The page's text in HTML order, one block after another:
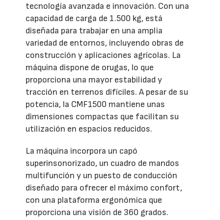
tecnología avanzada e innovación. Con una
capacidad de carga de 1.500 kg, está
diseñada para trabajar en una amplia
variedad de entornos, incluyendo obras de
construcción y aplicaciones agrícolas. La
máquina dispone de orugas, lo que
proporciona una mayor estabilidad y
tracción en terrenos difíciles. A pesar de su
potencia, la CMF1500 mantiene unas
dimensiones compactas que facilitan su
utilización en espacios reducidos.
La máquina incorpora un capó
superinsonorizado, un cuadro de mandos
multifunción y un puesto de conducción
diseñado para ofrecer el máximo confort,
con una plataforma ergonómica que
proporciona una visión de 360 grados.